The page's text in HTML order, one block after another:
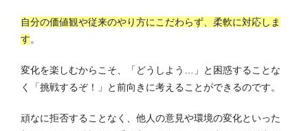
自分の価値観や従来のやり方にこだわらず、柔軟に対応しま
す。
変化を楽しむからこそ、「どうしよう…」と困惑することな
く「挑戦するぞ！」と前向きに考えることができるのです。
頑なに拒否することなく、他人の意見や環境の変化といった